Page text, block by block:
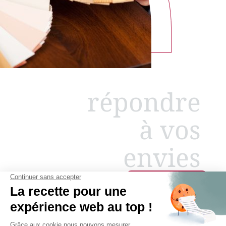
répondre
à vos
envies
Racontez-nous votre projet
& notre équipe d’experts
s’occupe du reste